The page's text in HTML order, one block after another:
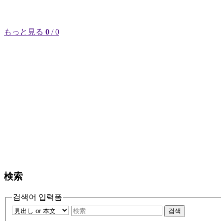
もっと見る 0 / 0
検索
검색어 입력폼
검색